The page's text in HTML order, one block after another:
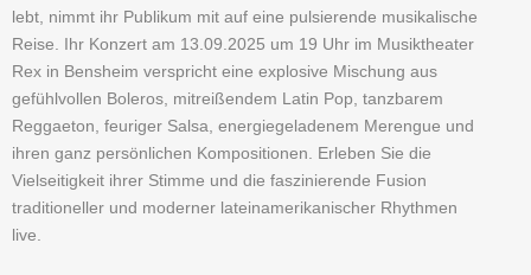
lebt, nimmt ihr Publikum mit auf eine pulsierende musikalische
Reise. Ihr Konzert am 13.09.2025 um 19 Uhr im Musiktheater
Rex in Bensheim verspricht eine explosive Mischung aus
gefühlvollen Boleros, mitreißendem Latin Pop, tanzbarem
Reggaeton, feuriger Salsa, energiegeladenem Merengue und
ihren ganz persönlichen Kompositionen. Erleben Sie die
Vielseitigkeit ihrer Stimme und die faszinierende Fusion
traditioneller und moderner lateinamerikanischer Rhythmen
live.